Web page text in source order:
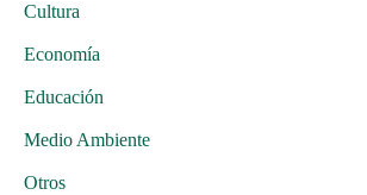
Cultura
Economía
Educación
Medio Ambiente
Otros